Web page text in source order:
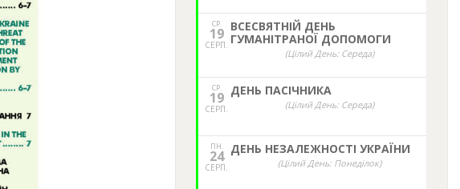
СР.
19
СЕРП.
ВСЕСВЯТНІЙ ДЕНЬ
ГУМАНІТРАНОЇ ДОПОМОГИ
(Цілий День: Середа)
СР.
19
СЕРП.
ДЕНЬ ПАСІЧНИКА
(Цілий День: Середа)
ПН.
24
СЕРП.
ДЕНЬ НЕЗАЛЕЖНОСТІ УКРАЇНИ
(Цілий День: Понеділок)